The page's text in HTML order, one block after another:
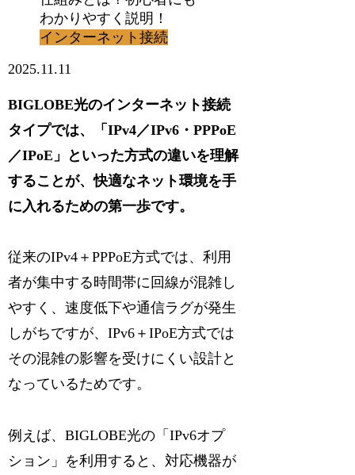
インターネット接続
2025.11.11
BIGLOBE光のインターネット接続
タイプでは、「IPv4／IPv6・PPPoE
／IPoE」といった方式の違いを理解
することが、快適なネット環境を手
に入れるための第一歩です。
従来のIPv4＋PPPoE方式では、利用
者が集中する時間帯に回線が混雑し
やすく、速度低下や通信ラグが発生
しがちですが、IPv6＋IPoE方式では
その混雑の影響を受けにくい設計と
なっているためです。
例えば、BIGLOBE光の「IPv6オプ
ション」を利用すると、対応機器が